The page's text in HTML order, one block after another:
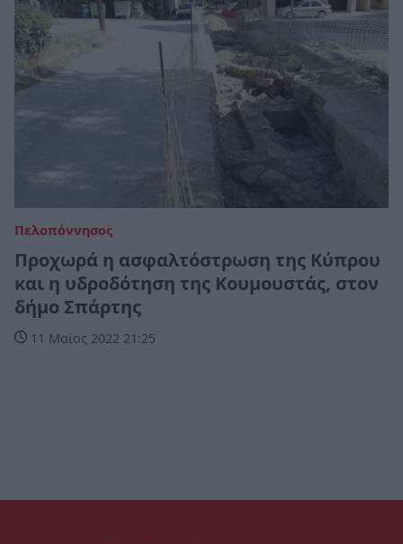
Πελοπόννησος
Προχωρά η ασφαλτόστρωση της Κύπρου
και η υδροδότηση της Κουμουστάς, στον
δήμο Σπάρτης
11 Μαϊος 2022 21:25